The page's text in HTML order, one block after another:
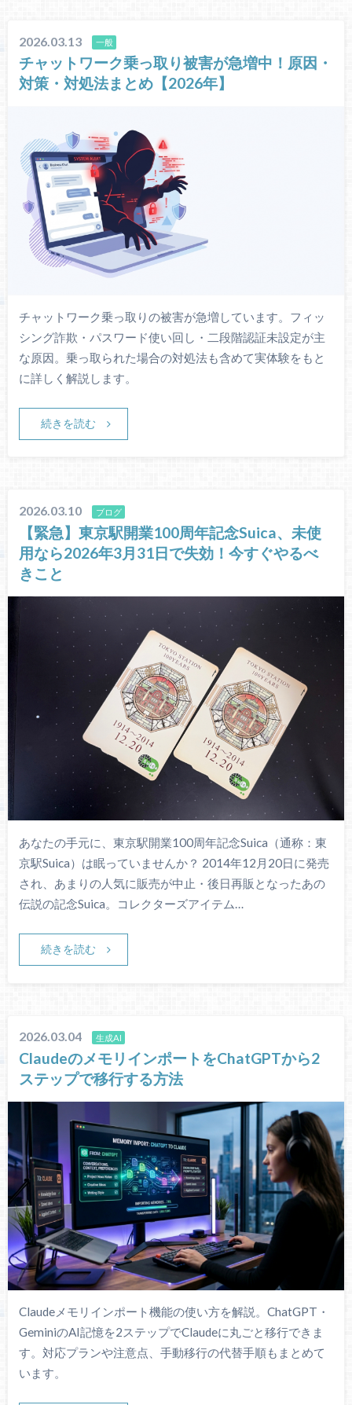
2026.03.13 一般
チャットワーク乗っ取り被害が急増中！原因・
対策・対処法まとめ【2026年】
チャットワーク乗っ取りの被害が急増しています。フィッ
シング詐欺・パスワード使い回し・二段階認証未設定が主
な原因。乗っ取られた場合の対処法も含めて実体験をもと
に詳しく解説します。
続きを読む
2026.03.10 ブログ
【緊急】東京駅開業100周年記念Suica、未使
用なら2026年3月31日で失効！今すぐやるべ
きこと
あなたの手元に、東京駅開業100周年記念Suica（通称：東
京駅Suica）は眠っていませんか？ 2014年12月20日に発売
され、あまりの人気に販売が中止・後日再販となったあの
伝説の記念Suica。コレクターズアイテム…
続きを読む
2026.03.04 生成AI
ClaudeのメモリインポートをChatGPTから2
ステップで移行する方法
Claudeメモリインポート機能の使い方を解説。ChatGPT・
GeminiのAI記憶を2ステップでClaudeに丸ごと移行できま
す。対応プランや注意点、手動移行の代替手順もまとめて
います。